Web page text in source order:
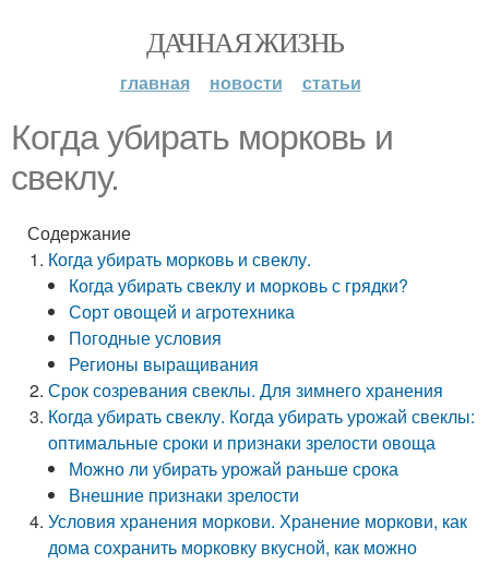
ДАЧНАЯ ЖИЗНЬ
главная новости статьи
Когда убирать морковь и
свеклу.
Содержание
Когда убирать морковь и свеклу.
Когда убирать свеклу и морковь с грядки?
Сорт овощей и агротехника
Погодные условия
Регионы выращивания
Срок созревания свеклы. Для зимнего хранения
Когда убирать свеклу. Когда убирать урожай свеклы:
оптимальные сроки и признаки зрелости овоща
Можно ли убирать урожай раньше срока
Внешние признаки зрелости
Условия хранения моркови. Хранение моркови, как
дома сохранить морковку вкусной, как можно